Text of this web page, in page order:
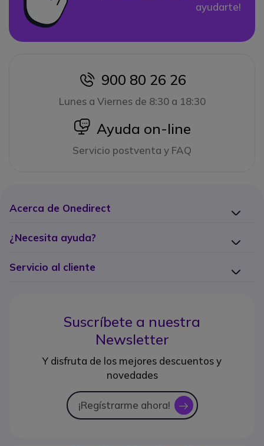
ayudarte!
icon
900 80 26 26
Lunes a Viernes de 8:30 a 18:30
icon
Ayuda on-line
Servicio postventa y FAQ
Acerca de Onedirect
¿Necesita ayuda?
Servicio al cliente
Suscríbete a nuestra
Newsletter
Y disfruta de los mejores descuentos y
novedades
¡Regístrarme ahora! icon